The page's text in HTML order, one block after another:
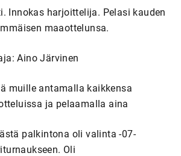
Innokas harjoittelija. Pelasi kauden
maaottelunsa.
Aino Järvinen
muille antamalla kaikkensa
ja pelaamalla aina
palkintona oli valinta -07-
Oli